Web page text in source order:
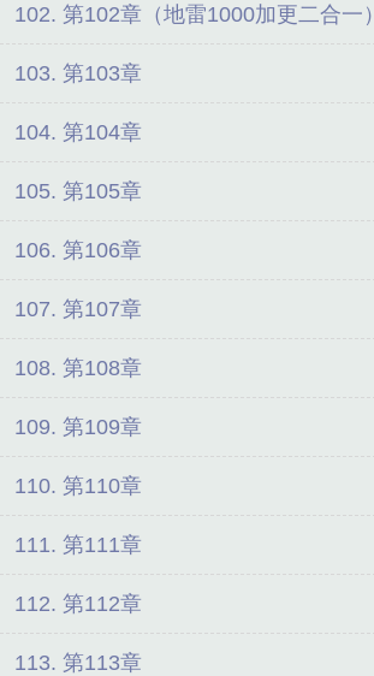
102. 第102章（地雷1000加更二合一）
103. 第103章
104. 第104章
105. 第105章
106. 第106章
107. 第107章
108. 第108章
109. 第109章
110. 第110章
111. 第111章
112. 第112章
113. 第113章